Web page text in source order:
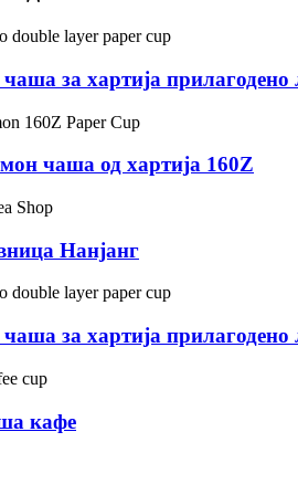
чаша за хартија прилагодено
чаша од хартија 160Z
Нанјанг
чаша за хартија прилагодено
кафе